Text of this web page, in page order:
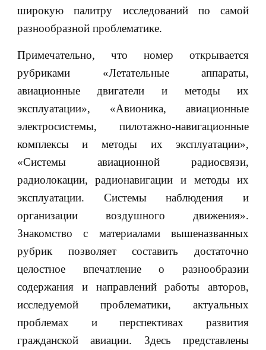
широкую палитру исследований по самой
разнообразной проблематике.
Примечательно, что номер открывается
рубриками «Летательные аппараты,
авиационные двигатели и методы их
эксплуатации», «Авионика, авиационные
электросистемы, пилотажно-навигационные
комплексы и методы их эксплуатации»,
«Системы авиационной радиосвязи,
радиолокации, радионавигации и методы их
эксплуатации. Системы наблюдения и
организации воздушного движения».
Знакомство с материалами вышеназванных
рубрик позволяет составить достаточно
целостное впечатление о разнообразии
содержания и направлений работы авторов,
исследуемой проблематики, актуальных
проблемах и перспективах развития
гражданской авиации. Здесь представлены